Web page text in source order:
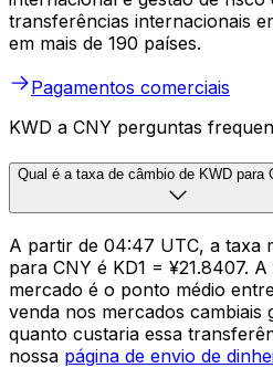
transferências internacionais
em mais de 190 países.
Pagamentos comerciais
KWD a CNY perguntas
Qual é a taxa de câmbio de KWD para
A partir de 04:47 UTC, a taxa
para CNY é KD1 = ¥21.8407.
mercado é o ponto médio
venda nos mercados cambiais
quanto custaria essa
nossa página de envio de